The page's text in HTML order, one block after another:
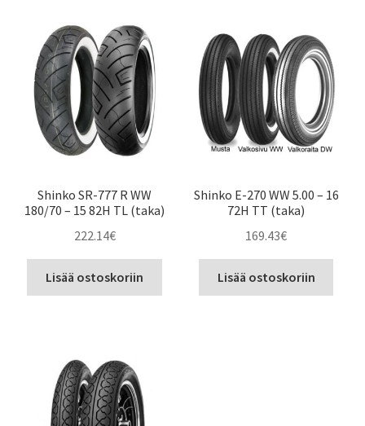
Shinko SR-777 R WW
180/70 – 15 82H TL (taka)
222.14€
Lisää ostoskoriin
Shinko E-270 WW 5.00 – 16
72H TT (taka)
169.43€
Lisää ostoskoriin